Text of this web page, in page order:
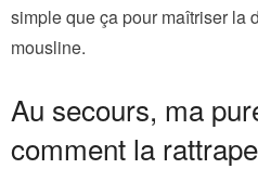
simple que ça pour maîtriser la
mousline.
Au secours, ma
comment la